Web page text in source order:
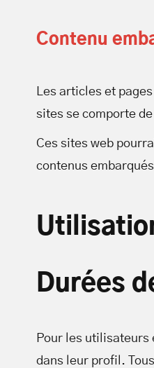
Contenu
Les articles et
sites se comporte
Ces sites web
contenus
Durées
Pour les utilisateurs
dans leur profil.